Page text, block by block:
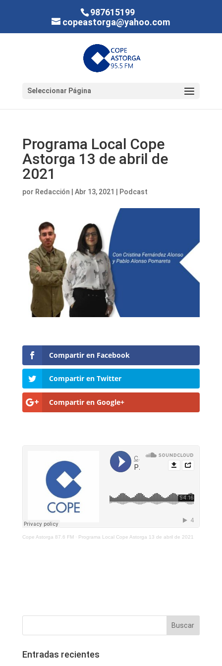
987615199
copeastorga@yahoo.com
Seleccionar Página
Programa Local Cope
Astorga 13 de abril de
2021
por Redacción Abr 13, 2021 Podcast
Compartir en Facebook
Compartir en Twitter
Compartir en Google+
Cope Astorga 87.6 FM· Programa Local Cope Astorga 13 de abril de 2021
Entradas recientes